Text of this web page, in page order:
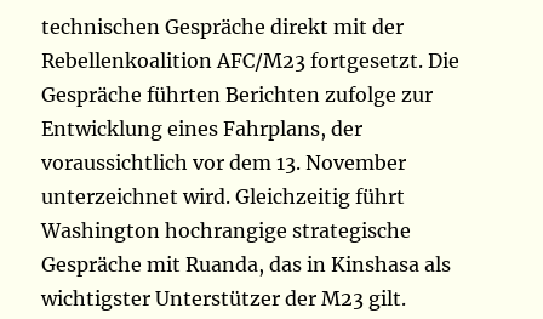
technischen Gespräche direkt mit der
Rebellenkoalition AFC/M23 fortgesetzt. Die
Gespräche führten Berichten zufolge zur
Entwicklung eines Fahrplans, der
voraussichtlich vor dem 13. November
unterzeichnet wird. Gleichzeitig führt
Washington hochrangige strategische
Gespräche mit Ruanda, das in Kinshasa als
wichtigster Unterstützer der M23 gilt.